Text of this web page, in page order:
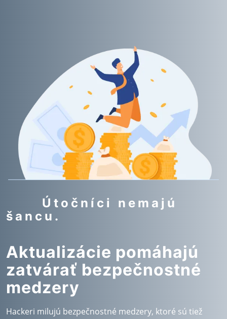
Útočníci nemajú
šancu.
Aktualizácie pomáhajú
zatvárať bezpečnostné
medzery
Hackeri milujú bezpečnostné medzery, ktoré sú tiež